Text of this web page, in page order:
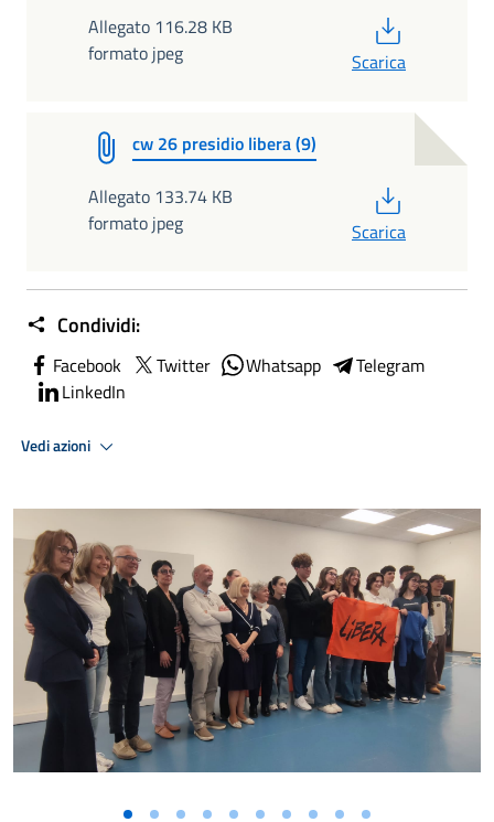
Allegato 116.28 KB
formato jpeg
Scarica
cw 26 presidio libera (9)
Allegato 133.74 KB
formato jpeg
Scarica
Condividi:
Facebook Twitter Whatsapp
Telegram
LinkedIn
Vedi azioni